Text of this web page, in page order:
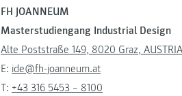
FH JOANNEUM
Masterstudiengang Industrial Design
Alte Poststraße 149, 8020 Graz, AUSTRIA
E: ide@fh-joanneum.at
T: +43 316 5453 – 8100